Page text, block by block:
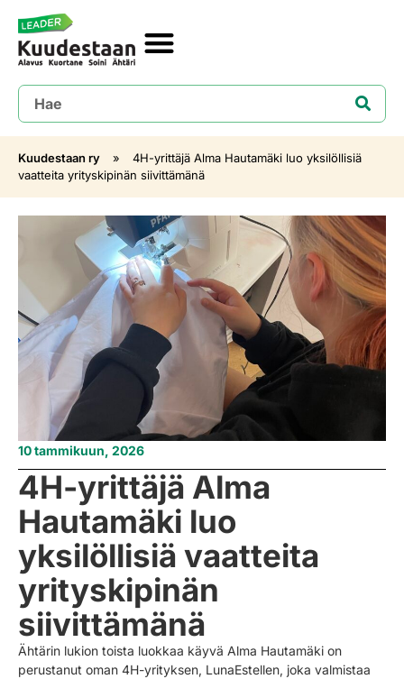
Kuudestaan ry »
4H-yrittäjä Alma Hautamäki luo yksilöllisiä
vaatteita yrityskipinän siivittämänä
10 tammikuun, 2026
4H-yrittäjä Alma
Hautamäki luo
yksilöllisiä vaatteita
yrityskipinän
siivittämänä
Ähtärin lukion toista luokkaa käyvä Alma Hautamäki on
perustanut oman 4H-yrityksen, LunaEstellen, joka valmistaa